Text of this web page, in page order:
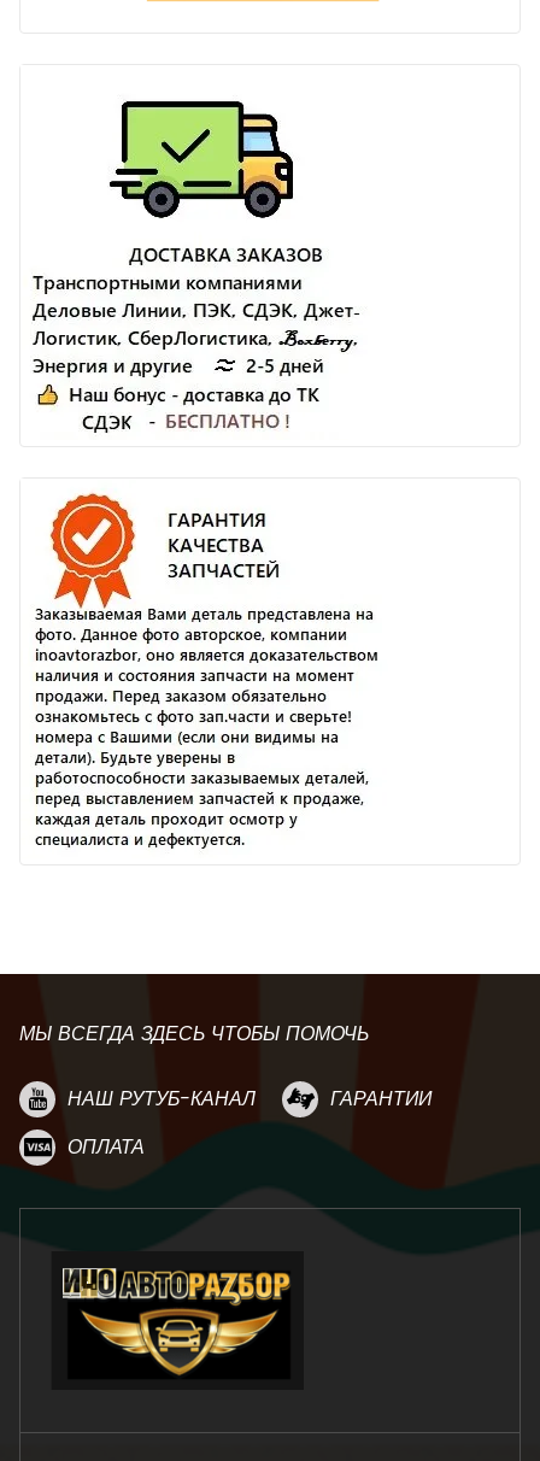
МЫ ВСЕГДА ЗДЕСЬ ЧТОБЫ ПОМОЧЬ
НАШ РУТУБ-КАНАЛ
ГАРАНТИИ
ОПЛАТА